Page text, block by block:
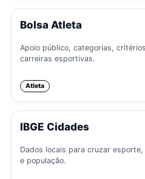
Bolsa Atleta
Apoio público, categorias,
carreiras esportivas.
Atleta
IBGE Cidades
Dados locais para cruzar
e população.